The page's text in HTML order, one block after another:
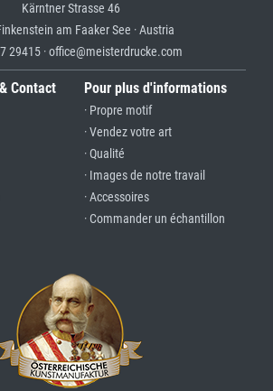
Kärntner Strasse 46
am Faaker See · Austria
29415 · office@meisterdrucke.com
Contact Pour plus d'informations
· Propre motif
· Vendez votre art
· Qualité
· Images de notre travail
· Accessoires
· Commander un échantillon